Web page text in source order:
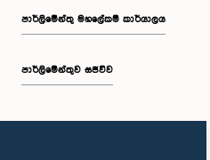
පාර්ලිමේන්තු මහලේකම් කාර්යාලය
පාර්ලිමේන්තුව සජීවීව